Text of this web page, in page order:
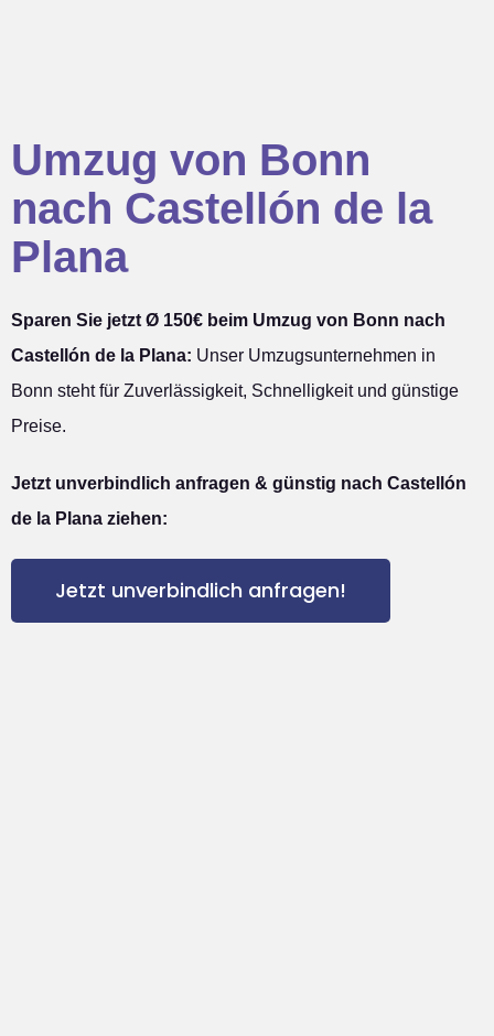
Umzug von Bonn
nach Castellón de la
Plana
Sparen Sie jetzt Ø 150€ beim Umzug von Bonn nach
Castellón de la Plana: Unser Umzugsunternehmen in
Bonn steht für Zuverlässigkeit, Schnelligkeit und günstige
Preise.
Jetzt unverbindlich anfragen & günstig nach Castellón
de la Plana ziehen:
Jetzt unverbindlich anfragen!